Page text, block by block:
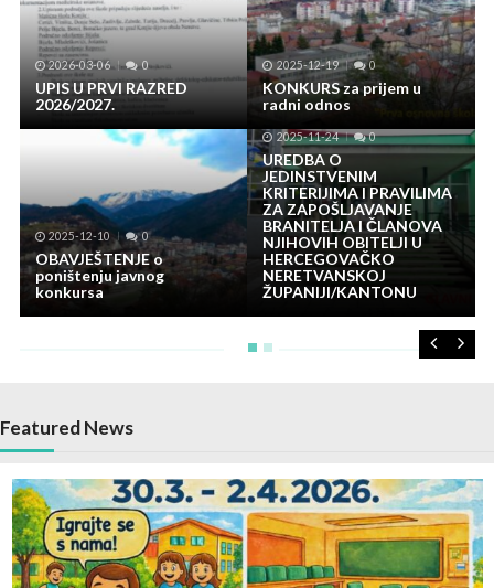
2026-03-06 0
UPIS U PRVI RAZRED
2026/2027.
2025-12-19 0
KONKURS za prijem u
radni odnos
2025-12-10 0
OBAVJEŠTENJE o
poništenju javnog
konkursa
2025-11-24 0
UREDBA O
JEDINSTVENIM
KRITERIJIMA I PRAVILIMA
ZA ZAPOŠLJAVANJE
BRANITELJA I ČLANOVA
NJIHOVIH OBITELJI U
HERCEGOVAČKO
NERETVANSKOJ
ŽUPANIJI/KANTONU
Featured News